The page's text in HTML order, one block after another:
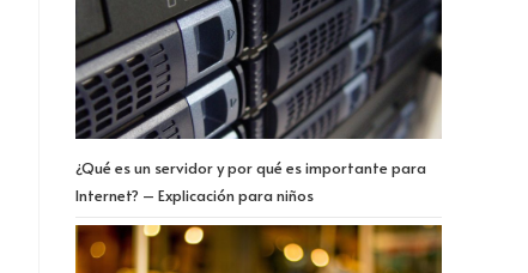
¿Qué es un servidor y por qué es importante para
Internet? – Explicación para niños